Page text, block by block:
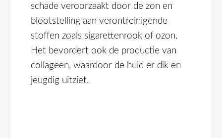
schade veroorzaakt door de zon en
blootstelling aan verontreinigende
stoffen zoals sigarettenrook of ozon.
Het bevordert ook de productie van
collageen, waardoor de huid er dik en
jeugdig uitziet.